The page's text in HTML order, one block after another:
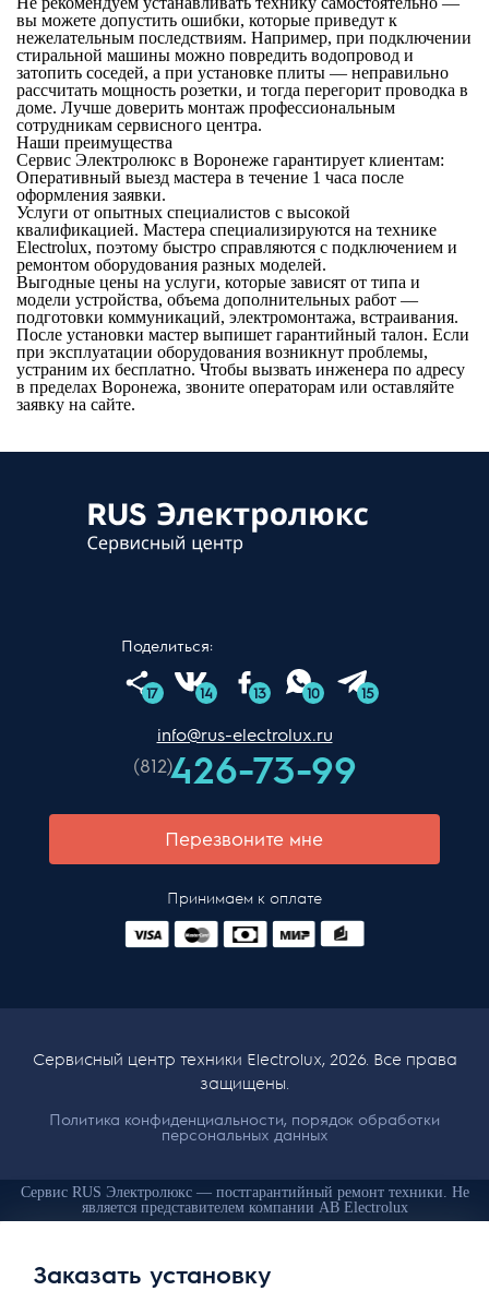
вы можете допустить ошибки, которые приведут к
нежелательным последствиям. Например, при подключении
стиральной машины можно повредить водопровод и
затопить соседей, а при установке плиты — неправильно
рассчитать мощность розетки, и тогда перегорит проводка в
доме. Лучше доверить монтаж профессиональным
сотрудникам сервисного центра.
Наши преимущества
Сервис Электролюкс в Воронеже гарантирует клиентам:
Оперативный выезд мастера в течение 1 часа после
оформления заявки.
Услуги от опытных специалистов с высокой
квалификацией. Мастера специализируются на технике
Electrolux, поэтому быстро справляются с подключением и
ремонтом оборудования разных моделей.
Выгодные цены на услуги, которые зависят от типа и
модели устройства, объема дополнительных работ —
подготовки коммуникаций, электромонтажа, встраивания.
После установки мастер выпишет гарантийный талон. Если
при эксплуатации оборудования возникнут проблемы,
устраним их бесплатно. Чтобы вызвать инженера по адресу
в пределах Воронежа, звоните операторам или оставляйте
заявку на сайте.
Поделиться:
17 14 13 10 15
info@rus-electrolux.ru
(812)426-73-99
Перезвоните мне
Принимаем к оплате
Сервисный центр техники Electrolux, 2026. Все права
защищены.
Политика конфиденциальности, порядок обработки
персональных данных
Сервис RUS Электролюкс — постгарантийный ремонт техники. Не
является представителем компании AB Electrolux
Заказать установку